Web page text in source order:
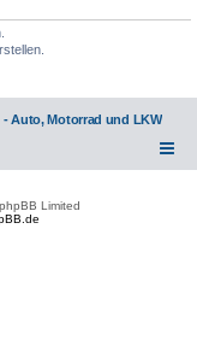
Auto, Motorrad und LKW
Limited